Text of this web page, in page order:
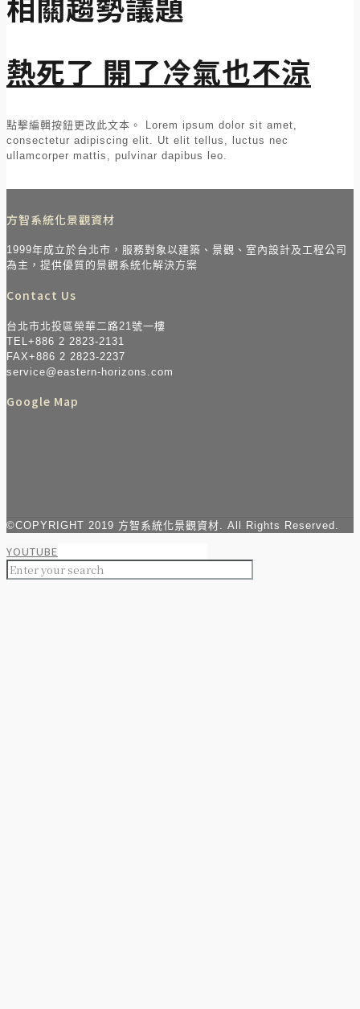
熱死了 開了冷氣也不涼
點擊編輯按鈕更改此文本。 Lorem ipsum dolor sit amet,
consectetur adipiscing elit. Ut elit tellus, luctus nec
ullamcorper mattis, pulvinar dapibus leo.
方智系統化景觀資材
1999年成立於台北市，服務對象以建築、景觀、室內設計及工程公司
為主，提供優質的景觀系統化解決方案
Contact Us
台北市北投區榮華二路21號一樓
TEL+886 2 2823-2131
FAX+886 2 2823-2237
service@eastern-horizo​​ns.com
Google Map
©COPYRIGHT 2019 方智系統化景觀資材. All Rights Reserved.
YOUTUBE